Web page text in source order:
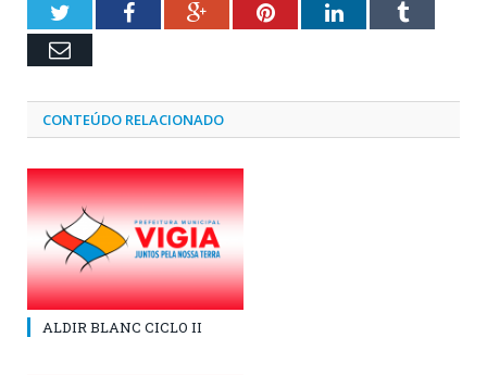
TwitterFacebookGoogle+PinterestLinkedInTumblr
Email
CONTEÚDO RELACIONADO
ALDIR BLANC CICLO II